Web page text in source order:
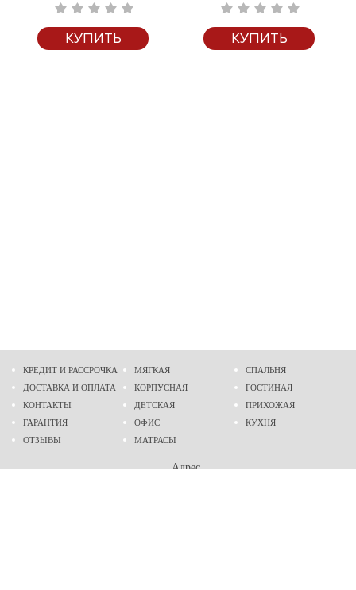
КУПИТЬ КУПИТЬ
КРЕДИТ И РАССРОЧКА
ДОСТАВКА И ОПЛАТА
КОНТАКТЫ
ГАРАНТИЯ
ОТЗЫВЫ
МЯГКАЯ
КОРПУСНАЯ
ДЕТСКАЯ
ОФИС
МАТРАСЫ
СПАЛЬНЯ
ГОСТИНАЯ
ПРИХОЖАЯ
КУХНЯ
Адрес